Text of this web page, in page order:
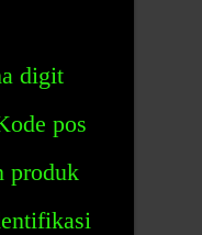
digit
pos
produk